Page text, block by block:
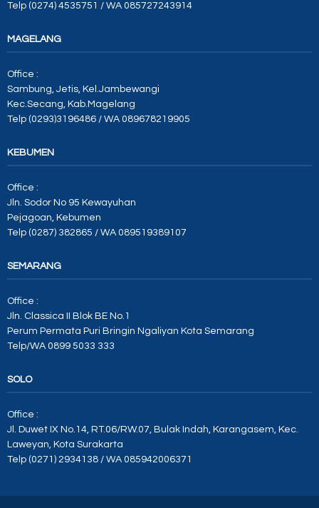
Telp (0274) 4535751 / WA 085727243914
MAGELANG
Office :
Sambung, Jetis, Kel.Jambewangi
Kec.Secang, Kab.Magelang
Telp (0293)3196486 / WA 089678219905
KEBUMEN
Office :
Jln. Sodor No 95 Kewayuhan
Pejagoan, Kebumen
Telp (0287) 382865 / WA 089519389107
SEMARANG
Office :
Jln. Classica II Blok BE No.1
Perum Permata Puri Bringin Ngaliyan Kota Semarang
Telp/WA 0899 5033 333
SOLO
Office :
Jl. Duwet IX No.14, RT.06/RW.07, Bulak Indah, Karangasem, Kec.
Laweyan, Kota Surakarta
Telp (0271) 2934138 / WA 085942006371